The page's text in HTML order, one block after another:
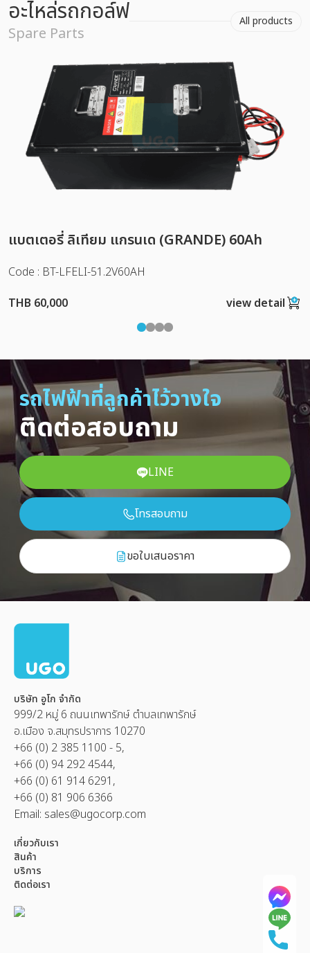
อะไหล่รถกอล์ฟ
Spare Parts
All products
แบตเตอรี่ ลิเทียม แกรนเด (GRANDE) 60Ah
Code : BT-LFELI-51.2V60AH
THB 60,000
view detail
รถไฟฟ้าที่ลูกค้าไว้วางใจ
ติดต่อสอบถาม
LINE
โทรสอบถาม
ขอใบเสนอราคา
บริษัท อูโก จำกัด
999/2 หมู่ 6 ถนนเทพารักษ์ ตำบลเทพารักษ์
อ.เมือง จ.สมุทรปราการ 10270
+66 (0) 2 385 1100 - 5,
+66 (0) 94 292 4544,
+66 (0) 61 914 6291,
+66 (0) 81 906 6366
Email: sales@ugocorp.com
เกี่ยวกับเรา
สินค้า
บริการ
ติดต่อเรา